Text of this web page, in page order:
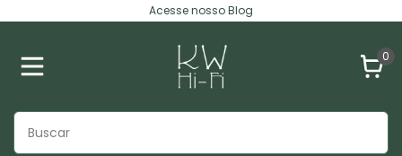
Acesse nosso Blog
0